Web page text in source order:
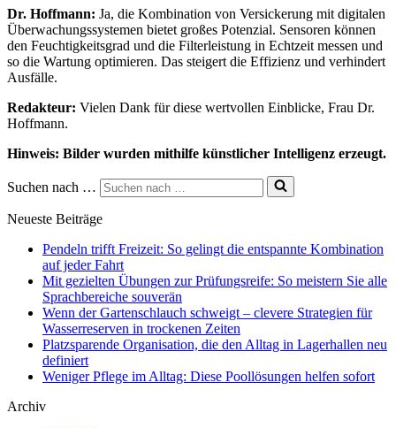
Dr. Hoffmann: Ja, die Kombination von Versickerung mit digitalen
Überwachungssystemen bietet großes Potenzial. Sensoren können
den Feuchtigkeitsgrad und die Filterleistung in Echtzeit messen und
so die Wartung optimieren. Das steigert die Effizienz und verhindert
Ausfälle.
Redakteur: Vielen Dank für diese wertvollen Einblicke, Frau Dr.
Hoffmann.
Hinweis: Bilder wurden mithilfe künstlicher Intelligenz erzeugt.
Suchen nach …
Neueste Beiträge
Pendeln trifft Freizeit: So gelingt die entspannte Kombination
auf jeder Fahrt
Mit gezielten Übungen zur Prüfungsreife: So meistern Sie alle
Sprachbereiche souverän
Wenn der Gartenschlauch schweigt – clevere Strategien für
Wasserreserven in trockenen Zeiten
Platzsparende Organisation, die den Alltag in Lagerhallen neu
definiert
Weniger Pflege im Alltag: Diese Poollösungen helfen sofort
Archiv